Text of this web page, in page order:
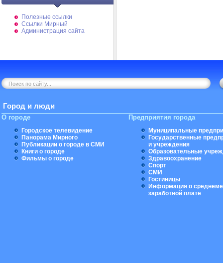
Полезные ссылки
Ссылки Мирный
Администрация сайта
Город и люди
О городе
Городское телевидение
Панорама Мирного
Публикации о городе в СМИ
Книги о городе
Фильмы о городе
Предприятия города
Муниципальные
Государственные
и учреждения
Образовательные
Здравоохранение
Спорт
СМИ
Гостиницы
Информация о
заработной плате